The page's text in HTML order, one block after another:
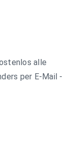
alle
per E-Mail -